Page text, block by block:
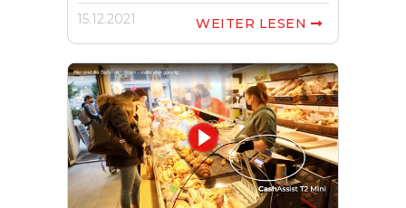
15.12.2021
WEITER LESEN 